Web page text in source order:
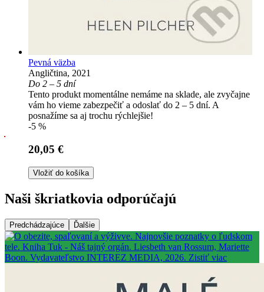
Pevná väzba
Angličtina, 2021
Do 2 – 5 dní
Tento produkt momentálne nemáme na sklade, ale zvyčajne
vám ho vieme zabezpečiť a odoslať do 2 – 5 dní. A
posnažíme sa aj trochu rýchlejšie!
-5 %
20,05 €
Vložiť do košíka
Naši škriatkovia odporúčajú
Predchádzajúce Ďalšie